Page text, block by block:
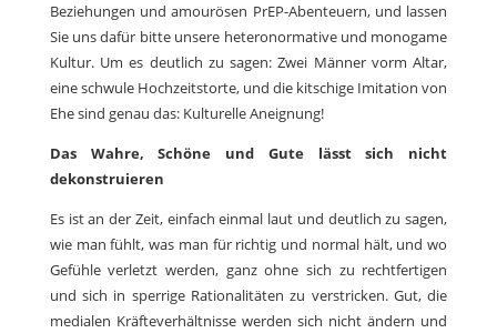
Beziehungen und amourösen PrEP-Abenteuern, und lassen
Sie uns dafür bitte unsere heteronormative und monogame
Kultur. Um es deutlich zu sagen: Zwei Männer vorm Altar,
eine schwule Hochzeitstorte, und die kitschige Imitation von
Ehe sind genau das: Kulturelle Aneignung!
Das Wahre, Schöne und Gute lässt sich nicht
dekonstruieren
Es ist an der Zeit, einfach einmal laut und deutlich zu sagen,
wie man fühlt, was man für richtig und normal hält, und wo
Gefühle verletzt werden, ganz ohne sich zu rechtfertigen
und sich in sperrige Rationalitäten zu verstricken. Gut, die
medialen Kräfteverhältnisse werden sich nicht ändern und